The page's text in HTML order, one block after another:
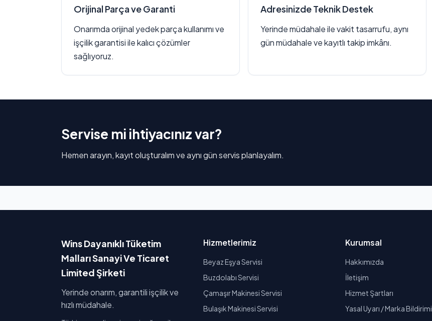
Orijinal Parça ve Garanti
Onarımda orijinal yedek parça kullanımı ve
işçilik garantisi ile kalıcı çözümler
sağlıyoruz.
Adresinizde Teknik Destek
Yerinde müdahale ile vakit tasarrufu, aynı
gün müdahale ve kayıtlı takip imkânı.
Servise mi ihtiyacınız var?
Hemen arayın, kayıt oluşturalım ve aynı gün servis planlayalım.
Wins Dayanıklı Tüketim
Malları Sanayi Ve Ticaret
Limited Şirketi
Yerinde onarım, garantili işçilik ve
hızlı müdahale.
Hizmetlerimiz
Beyaz Eşya Servisi
Buzdolabı Servisi
Çamaşır Makinesi Servisi
Bulaşık Makinesi Servisi
Kurumsal
Hakkımızda
İletişim
Hizmet Şartları
Yasal Uyarı / Marka Bildirimi